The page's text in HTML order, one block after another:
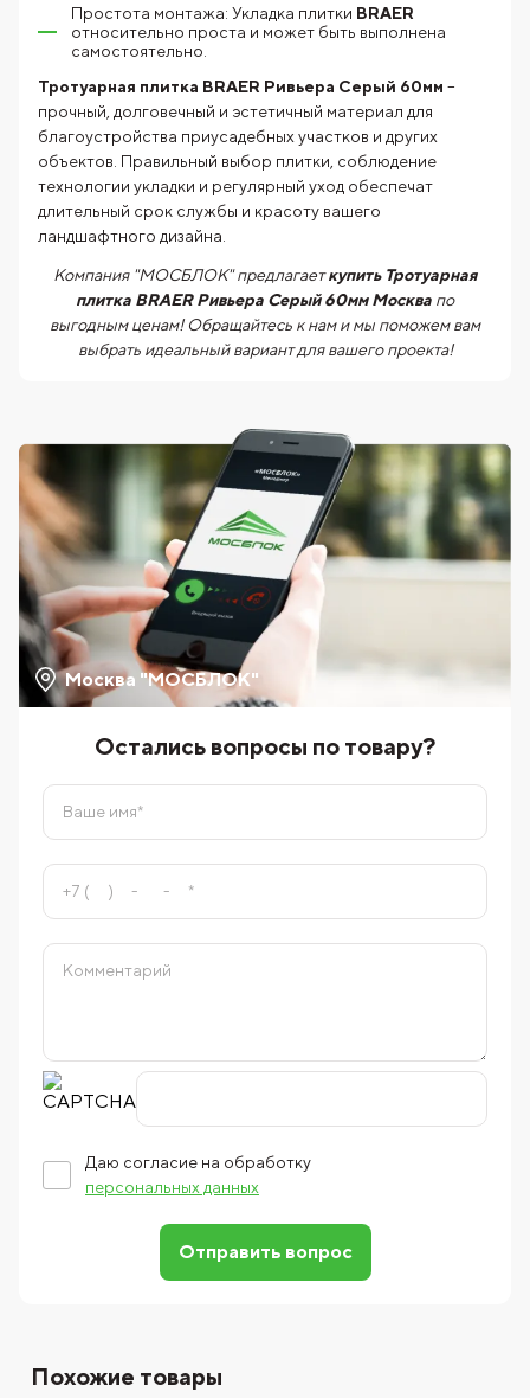
Простота монтажа: Укладка плитки BRAER
относительно проста и может быть выполнена
самостоятельно.
Тротуарная плитка BRAER Ривьера Серый 60мм –
прочный, долговечный и эстетичный материал для
благоустройства приусадебных участков и других
объектов. Правильный выбор плитки, соблюдение
технологии укладки и регулярный уход обеспечат
длительный срок службы и красоту вашего
ландшафтного дизайна.
Компания "МОСБЛОК" предлагаеткупить Тротуарная
плитка BRAER Ривьера Серый 60мм Москва по
выгодным ценам! Обращайтесь к нам и мы поможем вам
выбрать идеальный вариант для вашего проекта!
Москва "МОСБЛОК"
Остались вопросы по товару?
Даю согласие на обработку
персональных данных
Отправить вопрос
Похожие товары